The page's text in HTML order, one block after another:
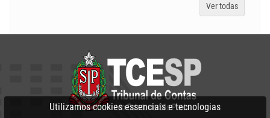
Ver todas
Utilizamos cookies essenciais e tecnologias